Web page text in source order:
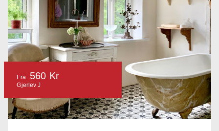
Fra 560 Kr
Gjerlev J